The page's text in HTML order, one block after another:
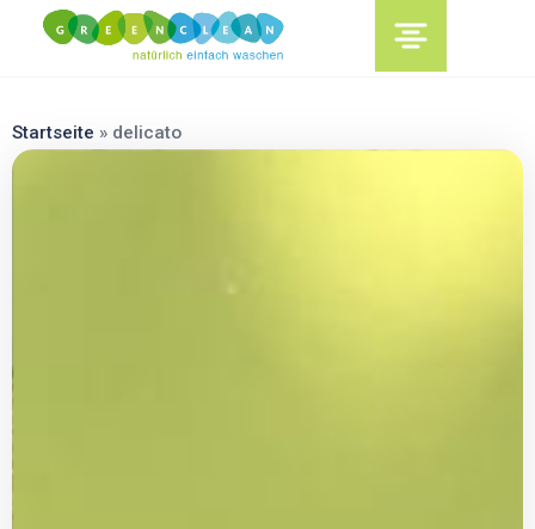
content
Startseite » delicato